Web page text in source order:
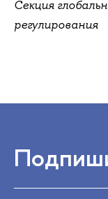
Секция
регулирования